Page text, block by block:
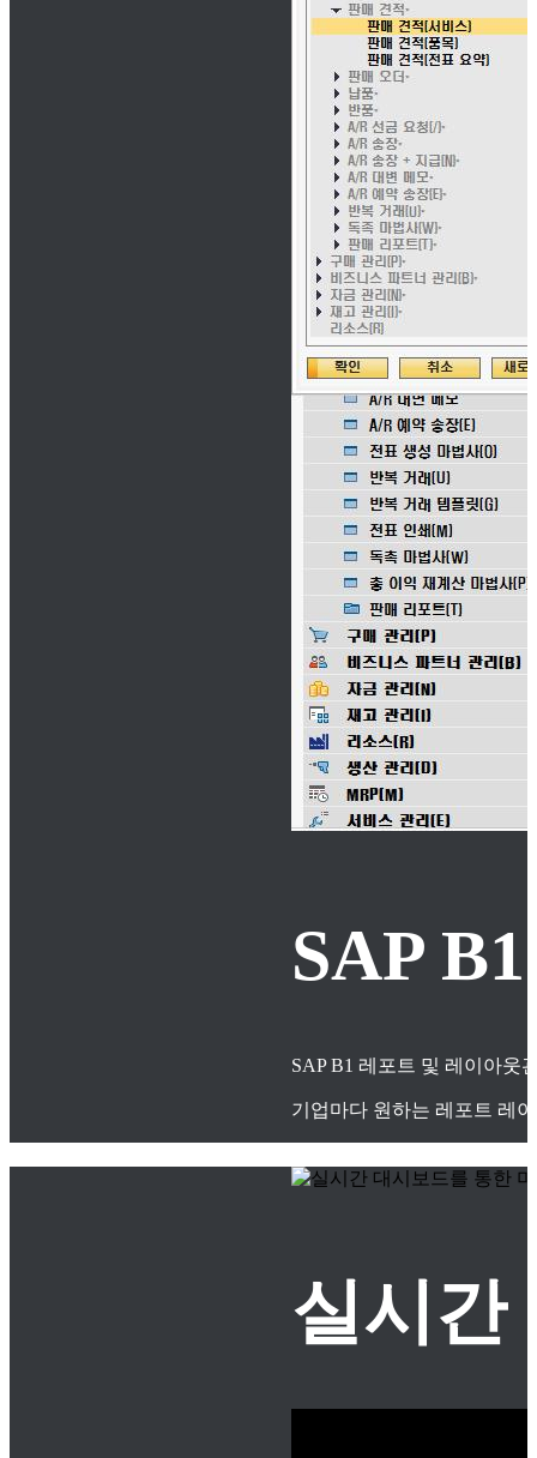
SAP
SAP B1 레포트 및 레이아웃
기업마다 원하는 레포트 레
실시간